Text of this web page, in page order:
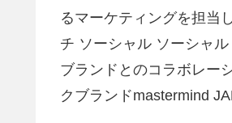
るマーケティングを担当
チ ソーシャル ソーシャ
ブランドとのコラボレー
クブランドmastermind